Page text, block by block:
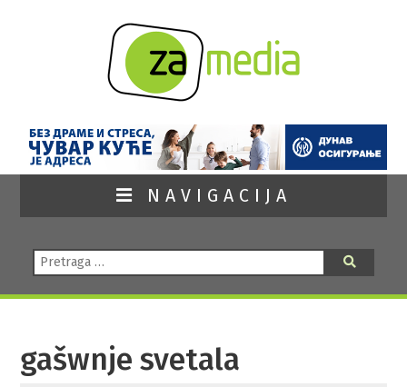
NAVIGACIJA
Pretraga:
gašwnje svetala